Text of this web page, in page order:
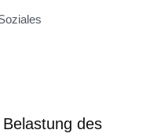
des